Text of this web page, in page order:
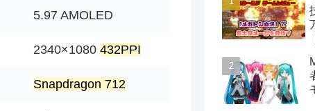
5.97 AMOLED
2340×1080 432PPI
Snapdragon 712